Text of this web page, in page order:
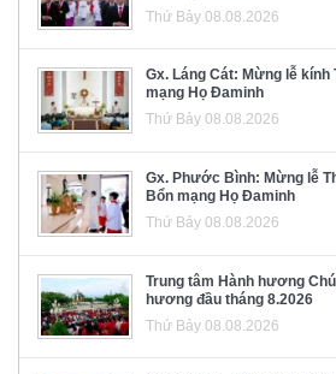
Thứ Bảy 08.08.2026
Gx. Láng Cát: Mừng lễ
mạng Họ Đaminh
Thứ Bảy 08.08.2026
Gx. Phước Bình: Mừng lễ
Bổn mạng Họ Đaminh
Thứ Bảy 08.08.2026
Trung tâm Hành hương
hương đầu tháng 8.2026
Thứ Bảy 08.08.2026